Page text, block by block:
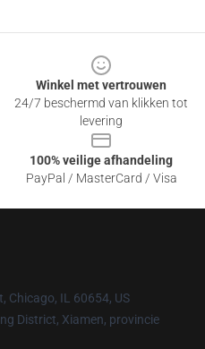
Winkel met vertrouwen
24/7 beschermd van klikken tot
levering
100% veilige afhandeling
PayPal / MasterCard / Visa
Chicago, IL 60654, US
District, Xiamen, provincie